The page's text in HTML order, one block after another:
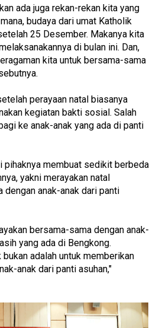
ada juga rekan-rekan kita yang
budaya dari umat Katholik
25 Desember. Makanya kita
di bulan ini. Dan,
kita untuk bersama-sama
perayaan natal biasanya
kegiatan bakti sosial. Salah
ke anak-anak yang ada di panti
pihaknya membuat sedikit berbeda
yakni merayakan natal
anak-anak dari panti
bersama-sama dengan anak-
yang ada di Bengkong.
bukan adalah untuk memberikan
anak dari panti asuhan,"